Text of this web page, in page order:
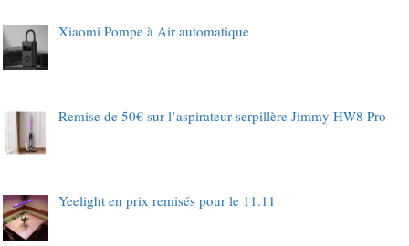
Xiaomi Pompe à Air automatique
Remise de 50€ sur l’aspirateur-serpillère Jimmy HW8 Pro
Yeelight en prix remisés pour le 11.11